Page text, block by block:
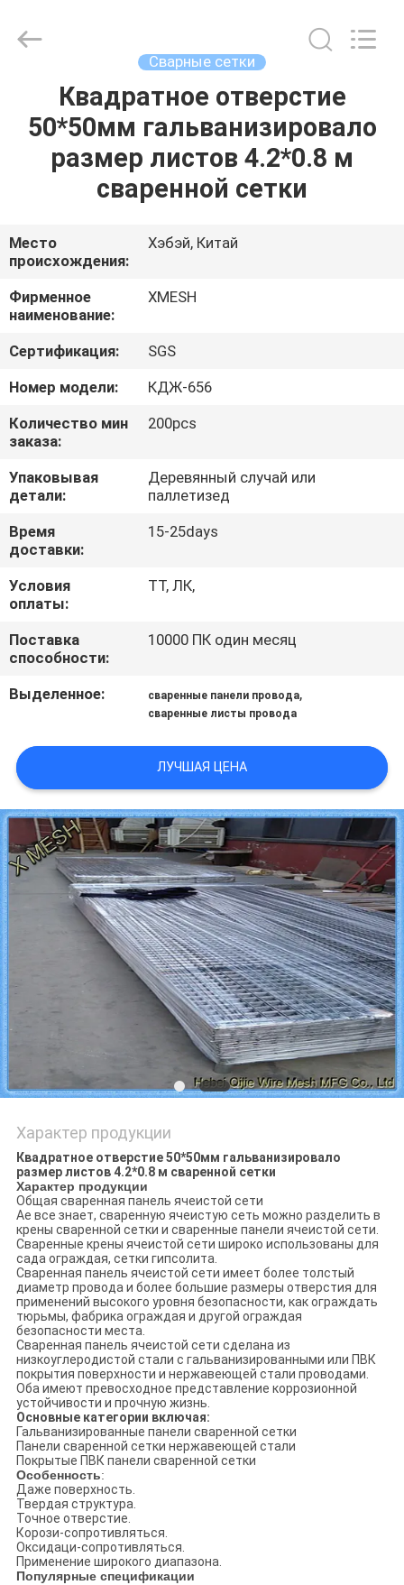
ПРОДУКТЫ
НАС
ПУТЕШЕСТВИЕ
ФАБРИКИ
ПРОВЕРКА
КАЧЕСТВА
СВЯЖИТЕСЬ
МЫ
СПРОСИТЕ
ЦИТАТУ
КАРТА
САЙТА
PRIVACY
POLICY
MFG
Сварные сетки
Квадратное отверстие
50*50мм гальванизировало
размер листов 4.2*0.8 м
сваренной сетки
Место
происхождения:
Хэбэй, Китай
Фирменное
наименование:
XMESH
Сертификация:
SGS
Номер модели:
КДЖ-656
Количество мин
заказа:
200pcs
Упаковывая
детали:
Деревянный случай или
паллетизед
Время
доставки:
15-25days
Условия
оплаты:
ТТ, ЛК,
Поставка
способности:
10000 ПК один месяц
Выделенное: сваренные панели провода,
сваренные листы провода
ЛУЧШАЯ ЦЕНА
Характер продукции
Квадратное отверстие 50*50мм гальванизировало
размер листов 4.2*0.8 м сваренной сетки
Характер продукции
Общая сваренная панель ячеистой сети
Ае все знает, сваренную ячеистую сеть можно разделить в
крены сваренной сетки и сваренные панели ячеистой сети.
Сваренные крены ячеистой сети широко использованы для
сада ограждая, сетки гипсолита.
Сваренная панель ячеистой сети имеет более толстый
диаметр провода и более большие размеры отверстия для
применений высокого уровня безопасности, как ограждать
тюрьмы, фабрика ограждая и другой ограждая
безопасности места.
Сваренная панель ячеистой сети сделана из
низкоуглеродистой стали с гальванизированными или ПВК
покрытия поверхности и нержавеющей стали проводами.
Оба имеют превосходное представление коррозионной
устойчивости и прочную жизнь.
Основные категории включая:
Гальванизированные панели сваренной сетки
Панели сваренной сетки нержавеющей стали
Покрытые ПВК панели сваренной сетки
Особенность:
Даже поверхность.
Твердая структура.
Точное отверстие.
Корози-сопротивляться.
Оксидаци-сопротивляться.
Применение широкого диапазона.
Популярные спецификации